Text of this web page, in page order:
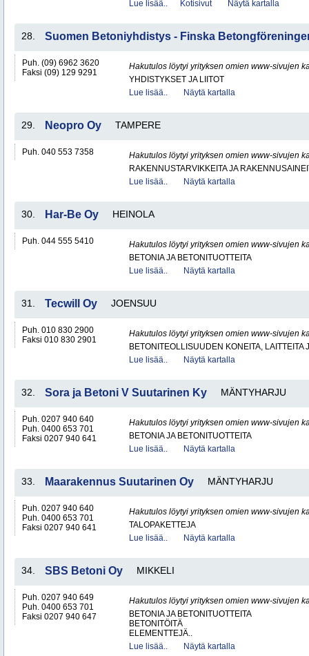
Lue lisää..
Kotisivut Näytä kartalla
28. Suomen Betoniyhdistys - Finska
Puh. (09) 6962 3620
Faksi (09) 129 9291
Hakutulos löytyi yrityksen omien www-sivujen
YHDISTYKSET JA LIITOT
Lue lisää..
Näytä kartalla
29. Neopro Oy TAMPERE
Puh. 040 553 7358
Hakutulos löytyi yrityksen omien www-sivujen
RAKENNUSTARVIKKEITA JA
Lue lisää..
Näytä kartalla
30. Har-Be Oy HEINOLA
Puh. 044 555 5410
Hakutulos löytyi yrityksen omien www-sivujen
BETONIA JA BETONITUOTTEITA
Lue lisää..
Näytä kartalla
31. Tecwill Oy JOENSUU
Puh. 010 830 2900
Faksi 010 830 2901
Hakutulos löytyi yrityksen omien www-sivujen
BETONITEOLLISUUDEN KONEITA, LAITTEITA
Lue lisää..
Näytä kartalla
32. Sora ja Betoni V Suutarinen Ky MÄNTYHARJU
Puh. 0207 940 640
Puh. 0400 653 701
Faksi 0207 940 641
Hakutulos löytyi yrityksen omien www-sivujen
BETONIA JA BETONITUOTTEITA
Lue lisää..
Näytä kartalla
33. Maarakennus Suutarinen Oy MÄNTYHARJU
Puh. 0207 940 640
Puh. 0400 653 701
Faksi 0207 940 641
Hakutulos löytyi yrityksen omien www-sivujen
TALOPAKETTEJA
Lue lisää..
Näytä kartalla
34. SBS Betoni Oy MIKKELI
Puh. 0207 940 649
Puh. 0400 653 701
Faksi 0207 940 647
Hakutulos löytyi yrityksen omien www-sivujen
BETONIA JA BETONITUOTTEITA
BETONITÖITÄ
ELEMENTTEJÄ..
Lue lisää..
Näytä kartalla